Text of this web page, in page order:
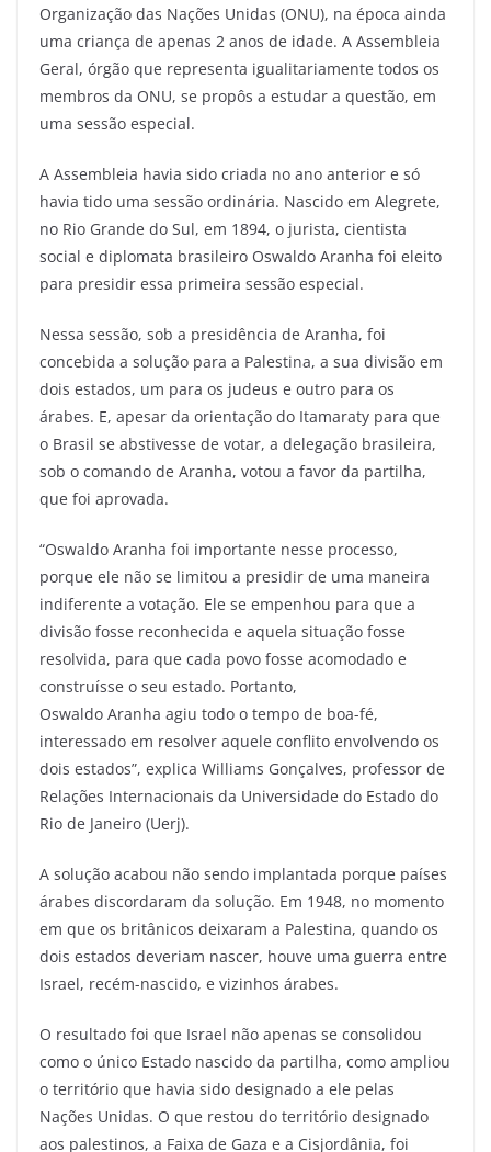
Organização das Nações Unidas (ONU), na época ainda
uma criança de apenas 2 anos de idade. A Assembleia
Geral, órgão que representa igualitariamente todos os
membros da ONU, se propôs a estudar a questão, em
uma sessão especial.
A Assembleia havia sido criada no ano anterior e só
havia tido uma sessão ordinária. Nascido em Alegrete,
no Rio Grande do Sul, em 1894, o jurista, cientista
social e diplomata brasileiro Oswaldo Aranha foi eleito
para presidir essa primeira sessão especial.
Nessa sessão, sob a presidência de Aranha, foi
concebida a solução para a Palestina, a sua divisão em
dois estados, um para os judeus e outro para os
árabes. E, apesar da orientação do Itamaraty para que
o Brasil se abstivesse de votar, a delegação brasileira,
sob o comando de Aranha, votou a favor da partilha,
que foi aprovada.
“Oswaldo Aranha foi importante nesse processo,
porque ele não se limitou a presidir de uma maneira
indiferente a votação. Ele se empenhou para que a
divisão fosse reconhecida e aquela situação fosse
resolvida, para que cada povo fosse acomodado e
construísse o seu estado. Portanto,
Oswaldo Aranha agiu todo o tempo de boa-fé,
interessado em resolver aquele conflito envolvendo os
dois estados”, explica Williams Gonçalves, professor de
Relações Internacionais da Universidade do Estado do
Rio de Janeiro (Uerj).
A solução acabou não sendo implantada porque países
árabes discordaram da solução. Em 1948, no momento
em que os britânicos deixaram a Palestina, quando os
dois estados deveriam nascer, houve uma guerra entre
Israel, recém-nascido, e vizinhos árabes.
O resultado foi que Israel não apenas se consolidou
como o único Estado nascido da partilha, como ampliou
o território que havia sido designado a ele pelas
Nações Unidas. O que restou do território designado
aos palestinos, a Faixa de Gaza e a Cisjordânia, foi